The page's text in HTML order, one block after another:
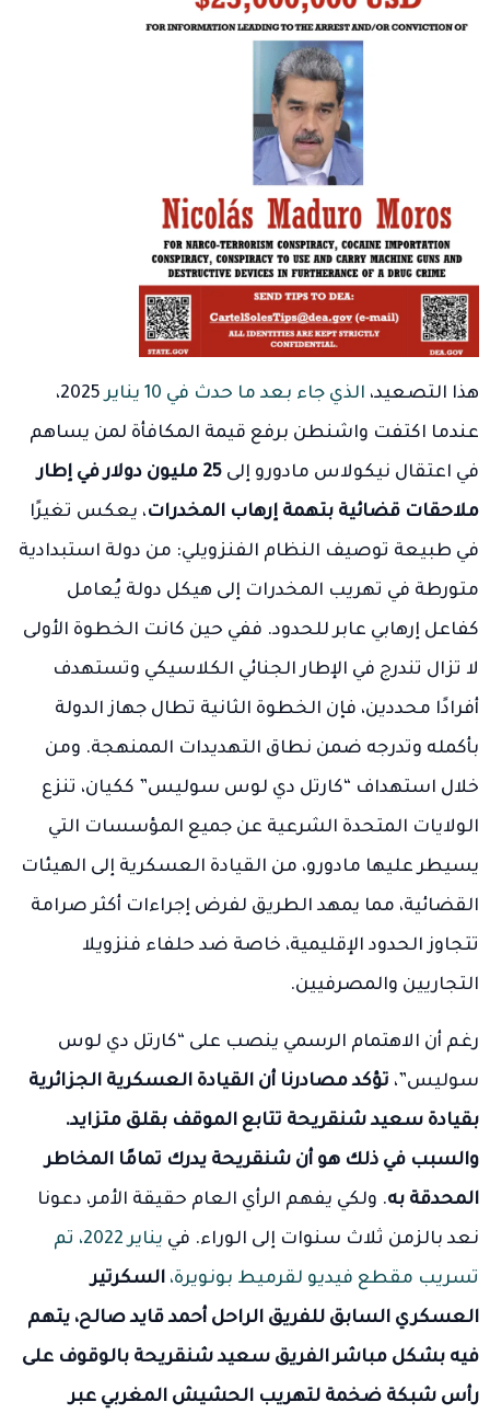
هذا التصعيد، الذي جاء بعد ما حدث في 10 يناير
2025،
عندما اكتفت واشنطن برفع قيمة المكافأة لمن يساهم
في اعتقال نيكولاس مادورو إلى
25 مليون دولار في إطار
ملاحقات قضائية بتهمة إرهاب المخدرات، يعكس تغيرًا
في طبيعة توصيف النظام الفنزويلي: من دولة استبدادية
متورطة في تهريب المخدرات إلى هيكل دولة يُعامل
كفاعل إرهابي عابر للحدود. ففي حين كانت الخطوة الأولى
لا تزال تندرج في الإطار الجنائي الكلاسيكي وتستهدف
أفرادًا محددين، فإن الخطوة الثانية تطال جهاز الدولة
بأكمله وتدرجه ضمن نطاق التهديدات الممنهجة. ومن
خلال استهداف “كارتل دي لوس سوليس” ككيان، تنزع
الولايات المتحدة الشرعية عن جميع المؤسسات التي
يسيطر عليها مادورو، من القيادة العسكرية إلى الهيئات
القضائية، مما يمهد الطريق لفرض إجراءات أكثر صرامة
تتجاوز الحدود الإقليمية، خاصة ضد حلفاء فنزويلا
التجاريين والمصرفيين.
رغم أن الاهتمام الرسمي ينصب على “كارتل دي لوس
سوليس”، تؤكد مصادرنا أن القيادة العسكرية الجزائرية
بقيادة سعيد شنقريحة تتابع الموقف بقلق متزايد.
والسبب في ذلك هو أن شنقريحة يدرك تمامًا المخاطر
المحدقة به. ولكي يفهم الرأي العام حقيقة الأمر، دعونا
نعد بالزمن ثلاث سنوات إلى الوراء. في
يناير 2022، تم
تسريب مقطع فيديو لقرميط بونويرة، السكرتير
العسكري السابق للفريق الراحل أحمد قايد صالح، يتهم
فيه بشكل مباشر الفريق سعيد شنقريحة بالوقوف على
رأس شبكة ضخمة لتهريب الحشيش المغربي عبر